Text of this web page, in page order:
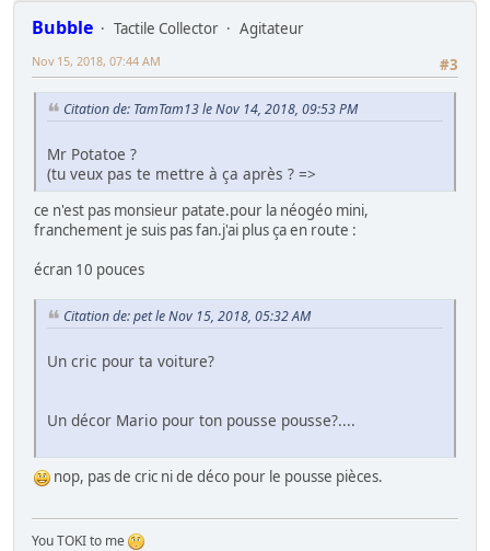
Bubble Tactile Collector
Agitateur
#3
Nov 15, 2018, 07:44 AM
Citation de: TamTam13 le Nov 14, 2018, 09:53 PM
Mr Potatoe ?
(tu veux pas te mettre à ça après ? =>
ce n'est pas monsieur patate.pour la néogéo mini,
franchement je suis pas fan.j'ai plus ça en route :
écran 10 pouces
Citation de: pet le Nov 15, 2018, 05:32 AM
Un cric pour ta voiture?
Un décor Mario pour ton pousse pousse?....
nop, pas de cric ni de déco pour le pousse pièces.
You TOKI to me